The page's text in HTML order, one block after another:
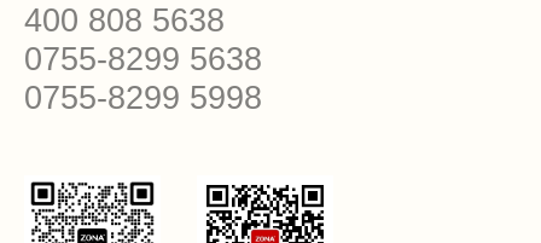
400 808 5638
0755-8299 5638
0755-8299 5998